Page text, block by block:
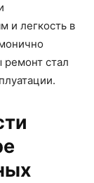
и легкость в
ремонт стал